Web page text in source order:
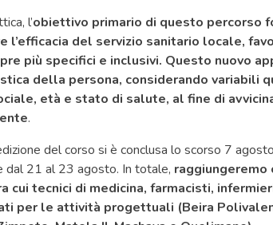
l’obiettivo primario di questo percorso
l’efficacia del servizio sanitario locale,
più specifici e inclusivi. Questo nuovo
della persona, considerando variabili
età e stato di salute, al fine di
.
del corso si è conclusa lo scorso 7
dal 21 al 23 agosto. In totale,
cui tecnici di medicina, farmacisti,
per le attività progettuali (Beira